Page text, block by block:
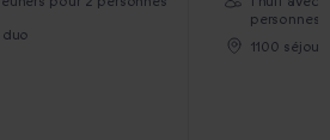
personnes
1100